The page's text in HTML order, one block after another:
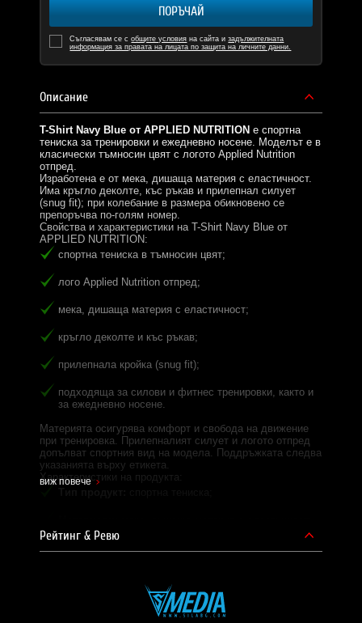
ПОРЪЧАЙ
Съгласявам се собщите условия на сайта изадължителната
информация за правата на лицата по защита на личните данни.
Описание
T-Shirt Navy Blue от APPLIED NUTRITION е спортна
тениска за тренировки и ежедневно носене. Моделът е в
класически тъмносин цвят с логото Applied Nutrition
отпред.
Изработена е от мека, дишаща материя с еластичност.
Има кръгло деколте, къс ръкав и прилепнал силует
(snug fit); при колебание в размера обикновено се
препоръчва по-голям номер.
Свойства и характеристики на T-Shirt Navy Blue от
APPLIED NUTRITION:
спортна тениска в тъмносин цвят;
лого Applied Nutrition отпред;
мека, дишаща материя с еластичност;
кръгло деколте и къс ръкав;
прилепнала кройка (snug fit);
подходяща за силови и фитнес тренировки, както и
за ежедневно носене.
Материята осигурява комфорт и свобода на движение
при тренировка. Прилепналият силует и логото отпред
допълват спортния вид на модела. Поддръжката следва
указанията върху етикета.
Характеристики на продукта:
Често задавани въпроси:
виж повече
Рейтинг & Ревю